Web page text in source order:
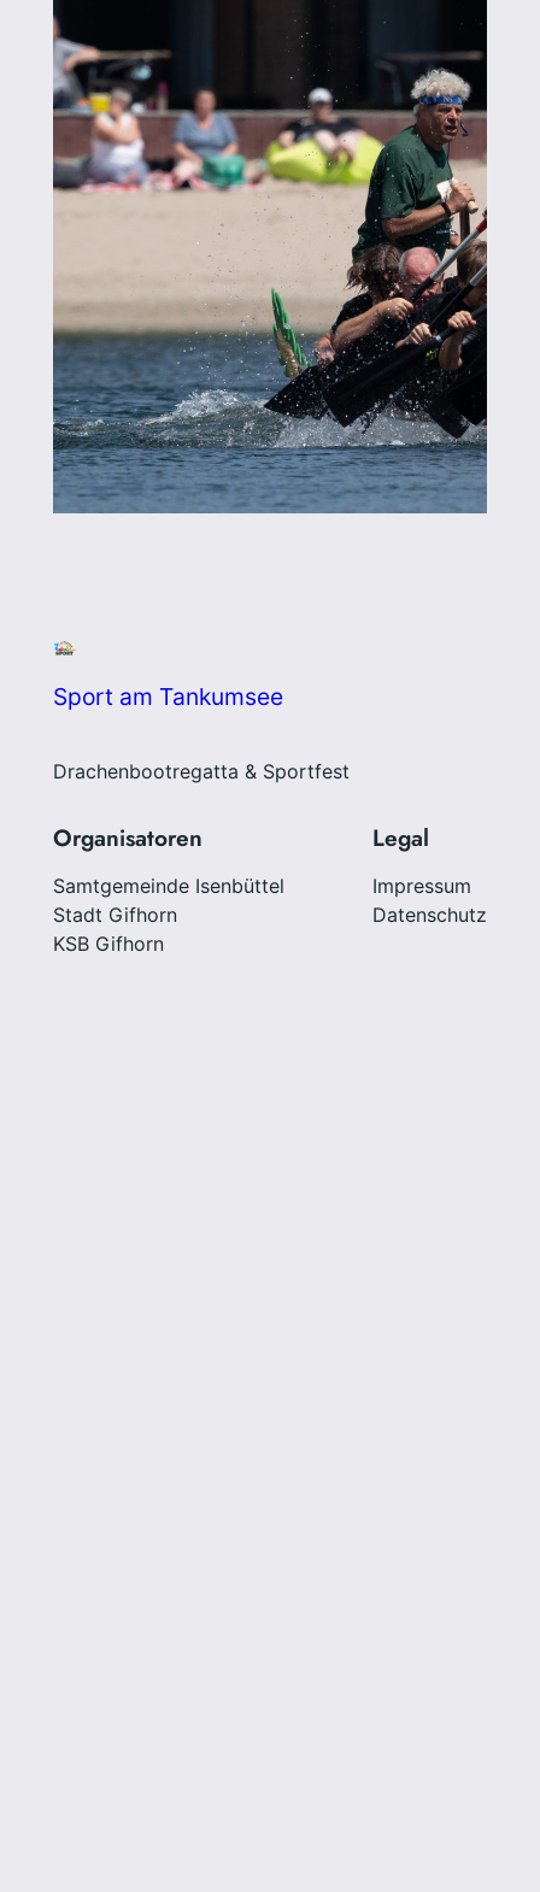
Sport am Tankumsee
Drachenbootregatta & Sportfest
Organisatoren
Samtgemeinde Isenbüttel
Stadt Gifhorn
KSB Gifhorn
Legal
Impressum
Datenschutz